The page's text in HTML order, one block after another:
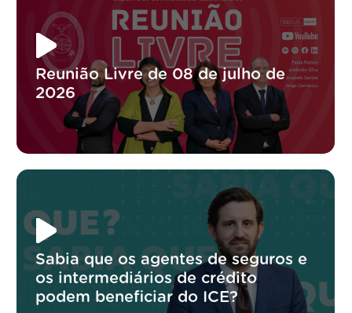
Reunião Livre de 08 de julho de
2026
Sabia que os agentes de seguros e
os intermediários de crédito
podem beneficiar do ICE?